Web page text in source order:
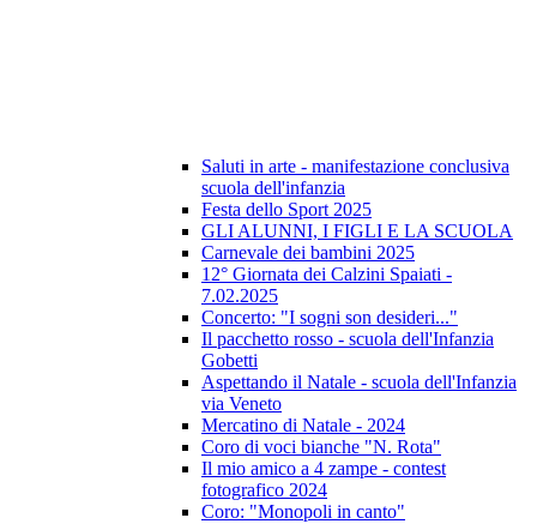
Saluti in arte - manifestazione conclusiva
scuola dell'infanzia
Festa dello Sport 2025
GLI ALUNNI, I FIGLI E LA SCUOLA
Carnevale dei bambini 2025
12° Giornata dei Calzini Spaiati -
7.02.2025
Concerto: "I sogni son desideri..."
Il pacchetto rosso - scuola dell'Infanzia
Gobetti
Aspettando il Natale - scuola dell'Infanzia
via Veneto
Mercatino di Natale - 2024
Coro di voci bianche "N. Rota"
Il mio amico a 4 zampe - contest
fotografico 2024
Coro: "Monopoli in canto"